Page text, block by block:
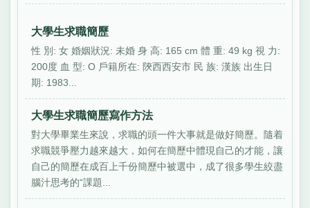
大學生求職簡歷
性 別: 女 婚姻狀況: 未婚 身 高: 165 cm 體 重: 49 kg 視 力:
200度 血 型: O 戶籍所在: 陝西西安市 民 族: 漢族 出生日
期: 1983...
大學生求職簡歷寫作方法
對大學畢業生來說，求職的頭一件大事就是做好簡歷。隨着
求職競爭壓力越來越大，如何在簡歷中體現自己的才能，讓
自己的簡歷在成百上千份簡歷中被選中，成了很多學生絞盡
腦汁思考的“課題...